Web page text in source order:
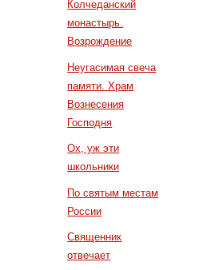
Колчеданский
монастырь.
Возрождение
Неугасимая свеча
памяти. Храм
Вознесения
Господня
Ох, уж эти
школьники
По святым местам
России
Священник
отвечает